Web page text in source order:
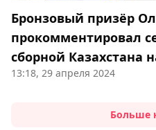
Бронзовый призёр
прокомментировал
сборной Казахстана
13:18, 29 апреля 2024
Больше